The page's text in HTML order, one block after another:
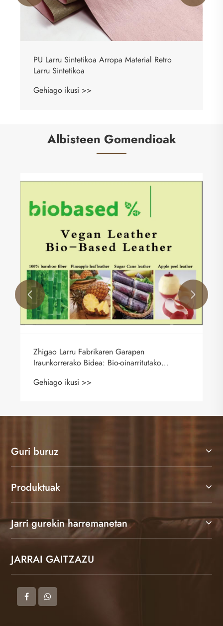
Albisteen Gomendioak
Zhigao Larruzko Fabrika: PVC Larruzko
Soluzio Berritzaileak Altzari Modernoetarako
Gehiago ikusi >>
 
Guri buruz
Produktuak
Jarri gurekin harremanetan
JARRAI GAITZAZU